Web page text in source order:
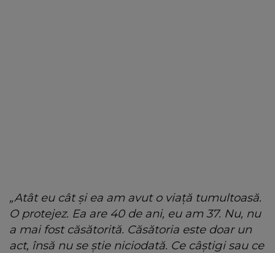
„Atât eu cât și ea am avut o viață tumultoasă.
O protejez. Ea are 40 de ani, eu am 37. Nu, nu
a mai fost căsătorită. Căsătoria este doar un
act, însă nu se știe niciodată. Ce câștigi sau ce